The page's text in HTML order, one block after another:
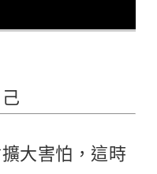
大害怕，這時